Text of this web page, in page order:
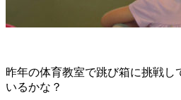
昨年の体育教室で跳び箱に挑戦し
いるかな？